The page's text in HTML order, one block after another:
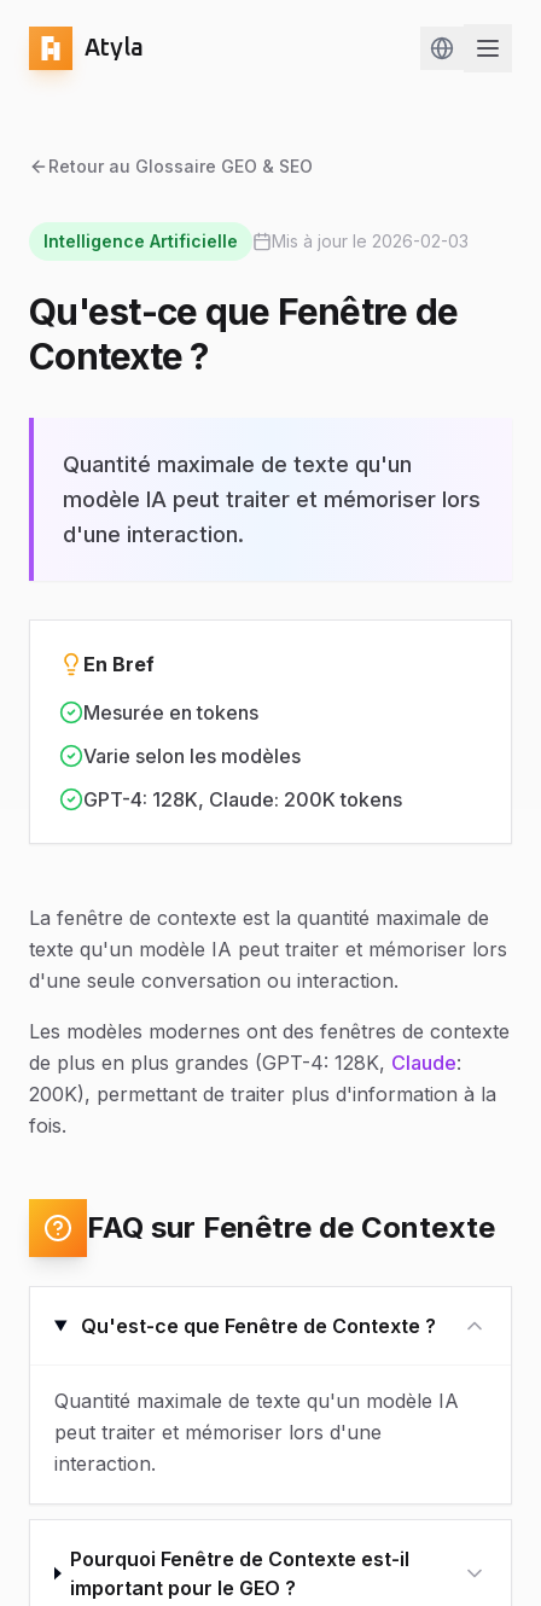
Atyla Change
Retour au Glossaire GEO & SEO
Intelligence Artificielle Mis à jour le 2026-02-03
Qu'est-ce que Fenêtre de
Contexte ?
Quantité maximale de texte qu'un
modèle IA peut traiter et mémoriser lors
d'une interaction.
En Bref
Mesurée en tokens
Varie selon les modèles
GPT-4: 128K, Claude: 200K tokens
La fenêtre de contexte est la quantité maximale de
texte qu'un modèle IA peut traiter et mémoriser lors
d'une seule conversation ou interaction.
Les modèles modernes ont des fenêtres de contexte
de plus en plus grandes (GPT-4: 128K, Claude:
200K), permettant de traiter plus d'information à la
fois.
FAQ sur Fenêtre de Contexte
Qu'est-ce que Fenêtre de Contexte ?
Quantité maximale de texte qu'un modèle IA
peut traiter et mémoriser lors d'une
interaction.
Pourquoi Fenêtre de Contexte est-il
important pour le GEO ?